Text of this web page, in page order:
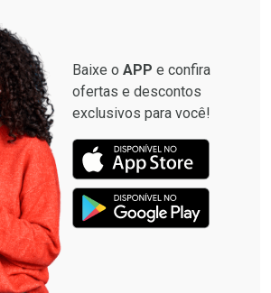
Baixe o APP e confira
ofertas e descontos
exclusivos para você!